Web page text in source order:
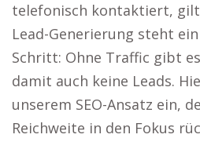
telefonisch kontaktiert, gilt
Lead-Generierung steht
Schritt: Ohne Traffic gibt
damit auch keine Leads.
unserem SEO-Ansatz ein,
Reichweite in den Fokus